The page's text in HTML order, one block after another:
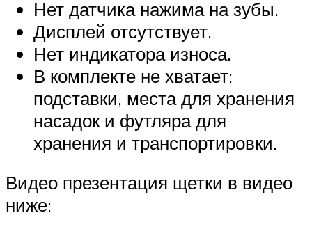
Нет датчика нажима на зубы.
Дисплей отсутствует.
Нет индикатора износа.
В комплекте не хватает:
подставки, места для хранения
насадок и футляра для
хранения и транспортировки.
Видео презентация щетки в видео
ниже: